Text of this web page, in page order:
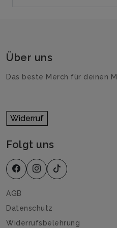
Über uns
Das beste Merch für deinen
Widerruf
Folgt uns
AGB
Datenschutz
Widerrufsbelehrung